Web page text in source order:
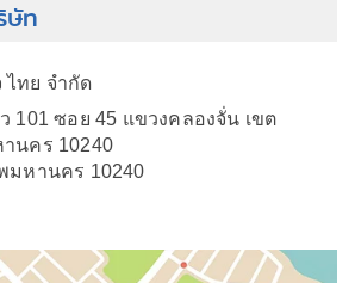
ษัท
ทย จำกัด
101 ซอย 45 แขวงคลองจั่น เขต
นคร 10240
มหานคร 10240